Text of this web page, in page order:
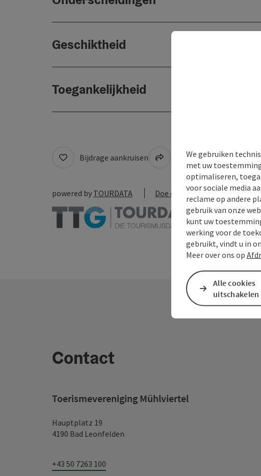
Geschiktheid
Toegankelijkheid
Bijdrage aankruisen Naar favorieten
powered by TOURDATA Doe een suggestie
Contact
Toerismevereniging Mühlviertel
Hauptplatz 19
4190 Bad Leonfelden
+43 50 7263 100
We gebruiken
met uw
optimaliseren,
voor sociale media
reclame op andere
gebruik van onze
kunt uw
werking voor de
gebruikt, vindt u in
Meer over ons op
Alle cookies
uitschakelen